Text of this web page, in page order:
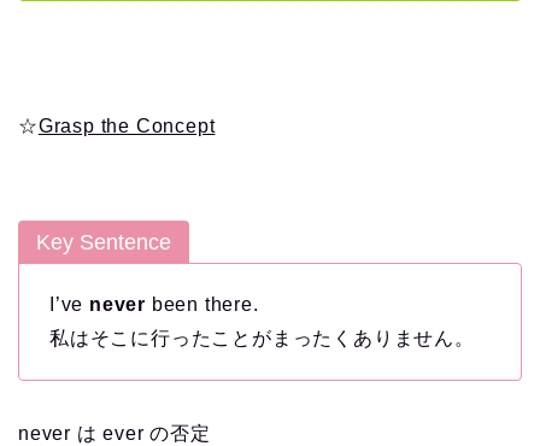
☆Grasp the Concept
Key Sentence
I’ve never been there.
私はそこに行ったことがまったくありません。
never は ever の否定